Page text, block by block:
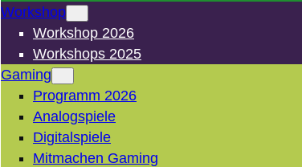
Workshop
Workshop 2026
Workshops 2025
Gaming
Programm 2026
Analogspiele
Digitalspiele
Mitmachen Gaming